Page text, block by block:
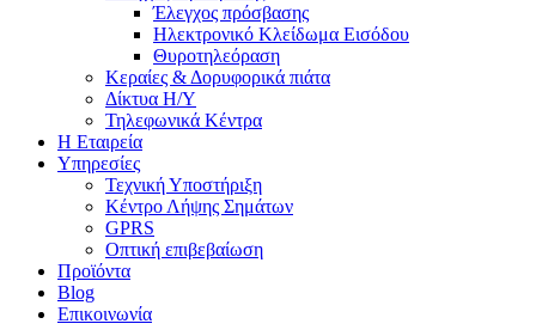
Έλεγχος πρόσβασης
Ηλεκτρονικό Κλείδωμα Εισόδου
Θυροτηλεόραση
Κεραίες & Δορυφορικά πιάτα
Δίκτυα Η/Υ
Τηλεφωνικά Κέντρα
Η Εταιρεία
Υπηρεσίες
Τεχνική Υποστήριξη
Κέντρο Λήψης Σημάτων
GPRS
Οπτική επιβεβαίωση
Προϊόντα
Blog
Επικοινωνία